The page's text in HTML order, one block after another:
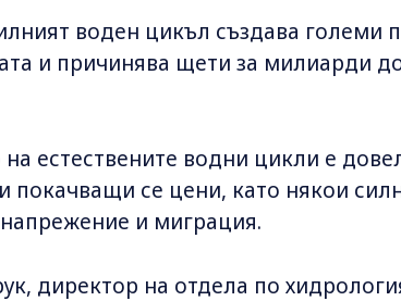
воден цикъл създава големи
и причинява щети за милиарди
естествените водни цикли е
покачващи се цени, като някои
и миграция.
директор на отдела по